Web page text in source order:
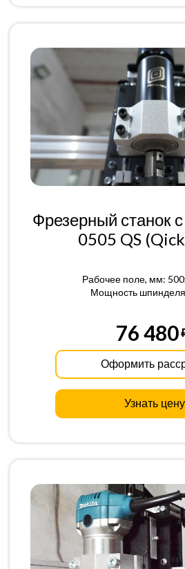
Фрезерный станок
0505 QS
Рабочее поле, мм:
Мощность
76 480
Оформить
Узнать цену